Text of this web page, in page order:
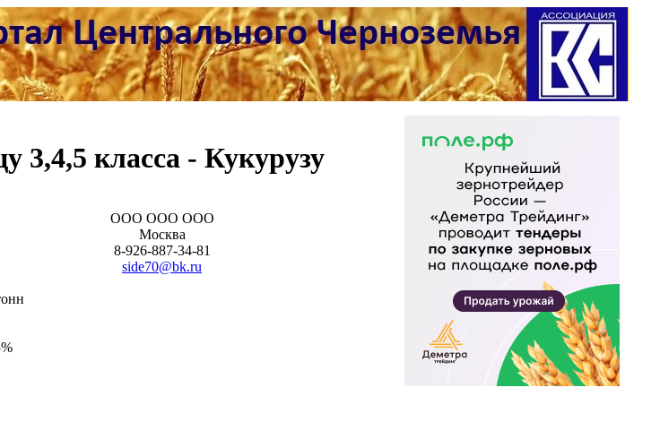
класса - Кукурузу
ООО ООО ООО
Москва
8-926-887-34-81
side70@bk.ru